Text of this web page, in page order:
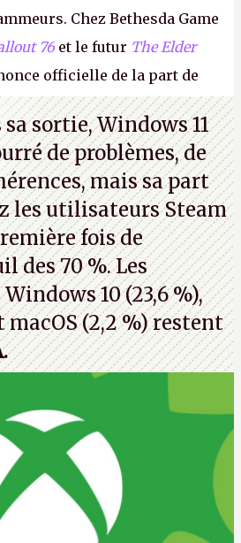
Chez Bethesda Game
76 et le futur The Elder
officielle de la part de
des employés confirme
A.
sortie, Windows 11
de problèmes, de
mais sa part
les utilisateurs Steam
fois de
des 70 %. Les
10 (23,6 %),
macOS (2,2 %) restent